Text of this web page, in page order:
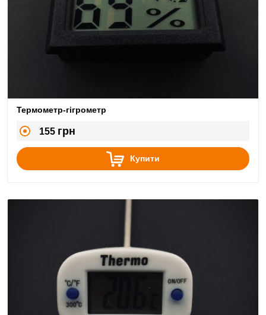
Термометр-гігрометр
155 грн
Купити